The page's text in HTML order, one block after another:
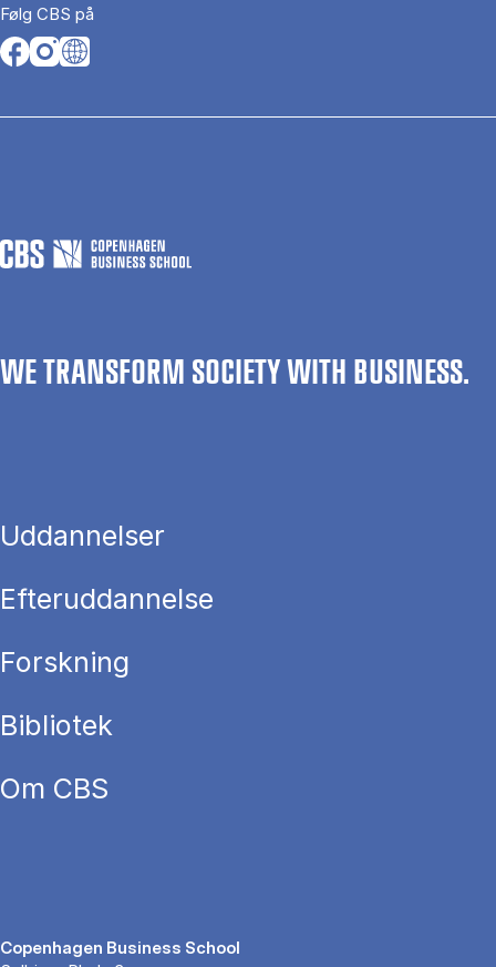
Følg CBS på
Opens in a new tab
Opens in a new tab
Opens in a new tab
WE TRANSFORM SOCIETY WITH BUSINESS.
Uddannelser
Efteruddannelse
Forskning
Bibliotek
Om CBS
Copenhagen Business School